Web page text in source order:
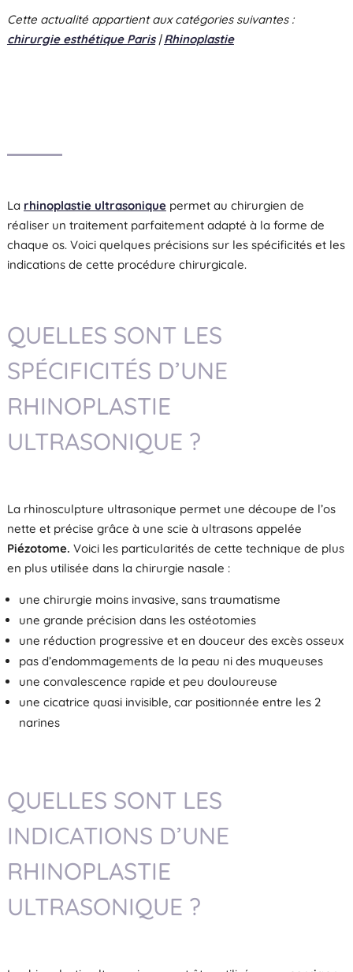
Cette actualité appartient aux catégories suivantes :
chirurgie esthétique Paris|Rhinoplastie
La rhinoplastie ultrasoniquepermet au chirurgien de
réaliser un traitement parfaitement adapté à la forme de
chaque os. Voici quelques précisions sur les spécificités et les
indications de cette procédure chirurgicale.
QUELLES SONT LES
SPÉCIFICITÉS D’UNE
RHINOPLASTIE
ULTRASONIQUE ?
La rhinosculpture ultrasonique permet une découpe de l’os
nette et précise grâce à une scie à ultrasons appelée
Piézotome. Voici les particularités de cette technique de plus
en plus utilisée dans la chirurgie nasale :
une chirurgie moins invasive, sans traumatisme
une grande précision dans les ostéotomies
une réduction progressive et en douceur des excès osseux
pas d’endommagements de la peau ni des muqueuses
une convalescence rapide et peu douloureuse
une cicatrice quasi invisible, car positionnée entre les 2
narines
QUELLES SONT LES
INDICATIONS D’UNE
RHINOPLASTIE
ULTRASONIQUE ?